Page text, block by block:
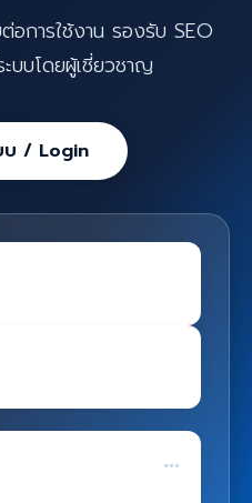
บเรา
รา
อการใช้งาน รองรับ SEO
ะบบโดยผู้เชี่ยวชาญ
บ / Login